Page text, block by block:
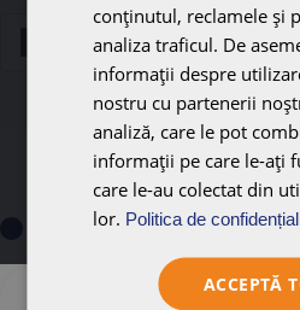
conținutul, reclamele și
analiza traficul. De
informații despre
nostru cu partenerii
analiză, care le pot
informații pe care le-ați
care le-au colectat din
lor. Politica de
ACCEPTĂ